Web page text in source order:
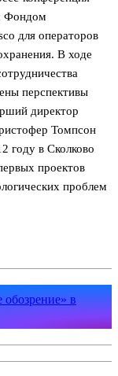
Фондом
для операторов
В ходе
перспективы
директор
Томпсон
году в Сколково
проектов
проблем
обозрение» в